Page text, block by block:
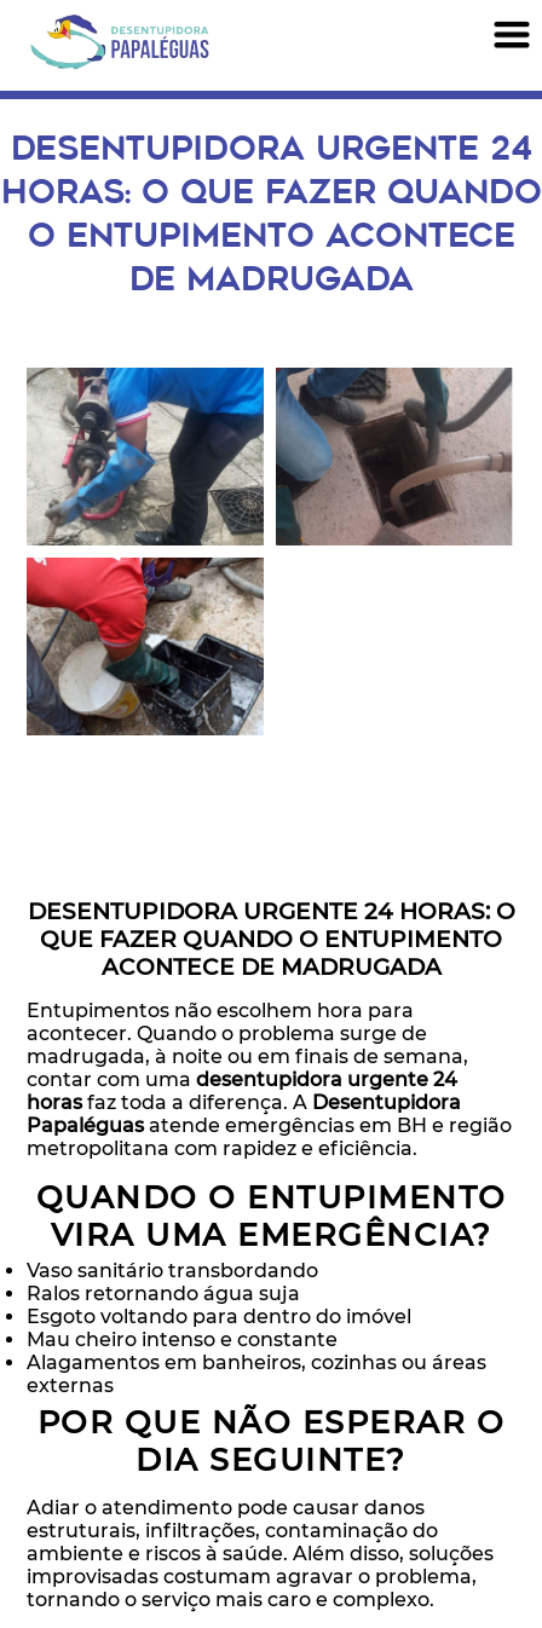
DESENTUPIDORA URGENTE 24
HORAS: O QUE FAZER QUANDO
O ENTUPIMENTO ACONTECE
DE MADRUGADA
DESENTUPIDORA URGENTE 24 HORAS: O
QUE FAZER QUANDO O ENTUPIMENTO
ACONTECE DE MADRUGADA
Entupimentos não escolhem hora para
acontecer. Quando o problema surge de
madrugada, à noite ou em finais de semana,
contar com umadesentupidora urgente 24
horasfaz toda a diferença. A Desentupidora
Papaléguasatende emergências em BH e região
metropolitana com rapidez e eficiência.
QUANDO O ENTUPIMENTO
VIRA UMA EMERGÊNCIA?
Vaso sanitário transbordando
Ralos retornando água suja
Esgoto voltando para dentro do imóvel
Mau cheiro intenso e constante
Alagamentos em banheiros, cozinhas ou áreas
externas
POR QUE NÃO ESPERAR O
DIA SEGUINTE?
Adiar o atendimento pode causar danos
estruturais, infiltrações, contaminação do
ambiente e riscos à saúde. Além disso, soluções
improvisadas costumam agravar o problema,
tornando o serviço mais caro e complexo.